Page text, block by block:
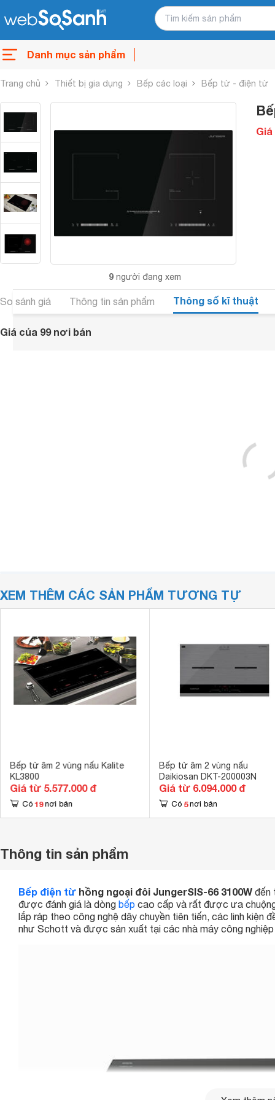
Danh mục sản phẩm
Trang chủ Thiết bị gia dụng Bếp các loại Bếp từ - điện từ
9 người đang xem
Giá
So sánh giá Thông tin sản phẩm Thông số kĩ thuật
Giá của 99 nơi bán
XEM THÊM CÁC SẢN PHẨM TƯƠNG TỰ
Bếp từ âm 2 vùng nấu Kalite
KL3800
Giá từ 5.577.000 đ
Có 19 nơi bán
Bếp từ âm 2 vùng nấu
Daikiosan DKT-200003N
Giá từ 6.094.000 đ
Có 5 nơi bán
Thông tin sản phẩm
Bếp điện từ hồng ngoại đôi JungerSIS-66 3100W đến
được đánh giá là dòng bếp cao cấp và rất được ưa
lắp ráp theo công nghệ dây chuyền tiên tiến, các linh kiện
như Schott và được sản xuất tại các nhà máy công